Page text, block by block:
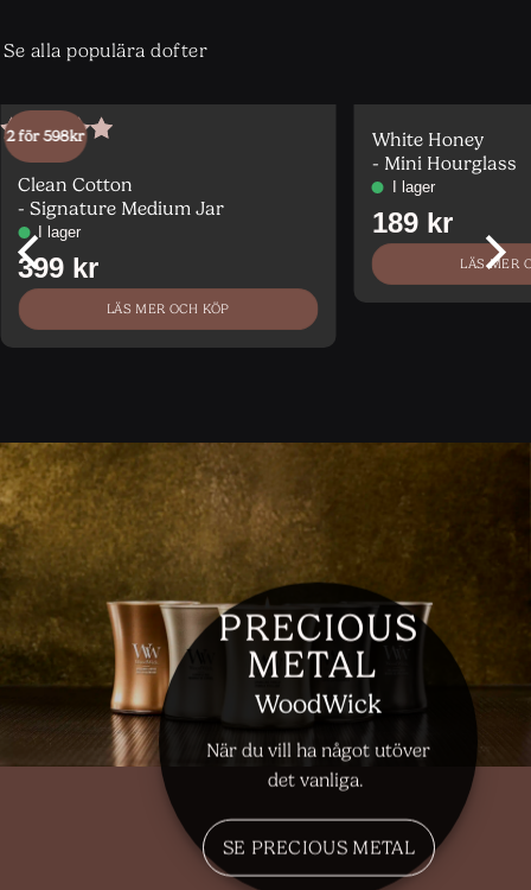
Se alla populära dofter
2 för 598kr
Betygsatt
av 5
Clean Cotton
- Signature Medium Jar
LÄS MER OCH KÖP
White Honey
- Mini Hourglass
LÄS MER
PRECIOUS
METAL
WoodWick
När du vill ha något utöver
det vanliga.
SE PRECIOUS METAL